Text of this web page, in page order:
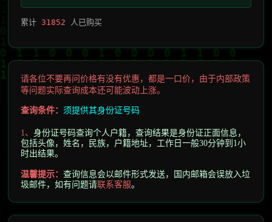
累计31852 人已购买
请各位不要再问价格有没有优惠，都是一口价，由于内部政策
等问题实际查询成本还可能波动上涨。
查询条件： 须提供其身份证号码
1、 身份证号码查询个人户籍，查询结果是身份证正面信息，
包括头像，姓名，民族，户籍地址，工作日一般30分钟到1小
时出结果。
温馨提示：查询信息会以邮件形式发送，
国内邮箱会误放入垃
圾邮件，如有问题请联系客服。